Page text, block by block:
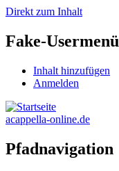
Direkt zum Inhalt
Fake-Usermenü
Inhalt hinzufügen
Anmelden
acappella-online.de
Pfadnavigation